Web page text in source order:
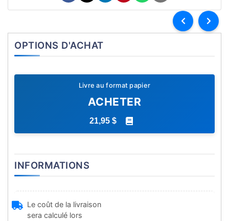
OPTIONS D'ACHAT
Livre au format papier
ACHETER
21,95 $
INFORMATIONS
Le coût de la livraison
sera calculé lors